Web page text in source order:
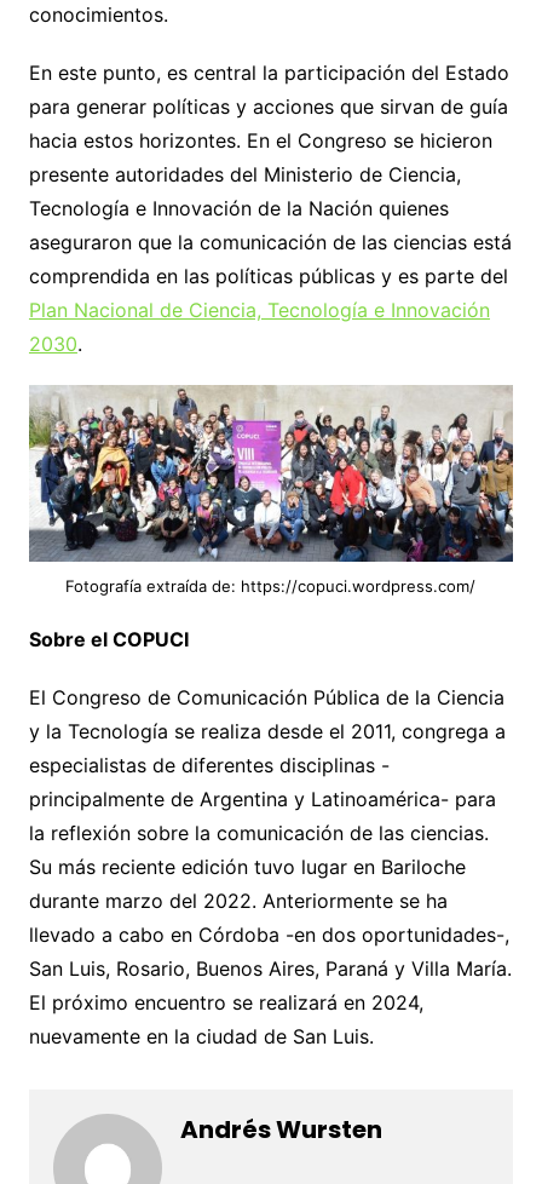
conocimientos.
En este punto, es central la participación del Estado
para generar políticas y acciones que sirvan de guía
hacia estos horizontes. En el Congreso se hicieron
presente autoridades del Ministerio de Ciencia,
Tecnología e Innovación de la Nación quienes
aseguraron que la comunicación de las ciencias está
comprendida en las políticas públicas y es parte del
Plan Nacional de Ciencia, Tecnología e Innovación
2030.
Fotografía extraída de: https://copuci.wordpress.com/
Sobre el COPUCI
El Congreso de Comunicación Pública de la Ciencia
y la Tecnología se realiza desde el 2011, congrega a
especialistas de diferentes disciplinas -
principalmente de Argentina y Latinoamérica- para
la reflexión sobre la comunicación de las ciencias.
Su más reciente edición tuvo lugar en Bariloche
durante marzo del 2022. Anteriormente se ha
llevado a cabo en Córdoba -en dos oportunidades-,
San Luis, Rosario, Buenos Aires, Paraná y Villa María.
El próximo encuentro se realizará en 2024,
nuevamente en la ciudad de San Luis.
Andrés Wursten